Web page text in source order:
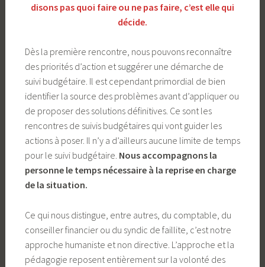
disons pas quoi faire ou ne pas faire, c’est elle qui
décide.
Dès la première rencontre, nous pouvons reconnaître
des priorités d’action et suggérer une démarche de
suivi budgétaire. Il est cependant primordial de bien
identifier la source des problèmes avant d’appliquer ou
de proposer des solutions définitives. Ce sont les
rencontres de suivis budgétaires qui vont guider les
actions à poser. Il n’y a d’ailleurs aucune limite de temps
pour le suivi budgétaire. Nous accompagnons la
personne le temps nécessaire à la reprise en charge
de la situation.
Ce qui nous distingue, entre autres, du comptable, du
conseiller financier ou du syndic de faillite, c’est notre
approche humaniste et non directive. L’approche et la
pédagogie reposent entièrement sur la volonté des